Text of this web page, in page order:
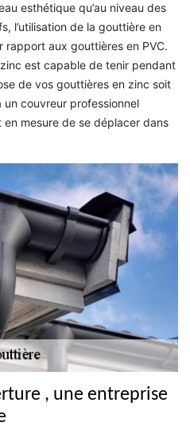
esthétique qu’au niveau des
l’utilisation de la gouttière en
rapport aux gouttières en PVC.
est capable de tenir pendant
de vos gouttières en zinc soit
couvreur professionnel
mesure de se déplacer dans
, une entreprise